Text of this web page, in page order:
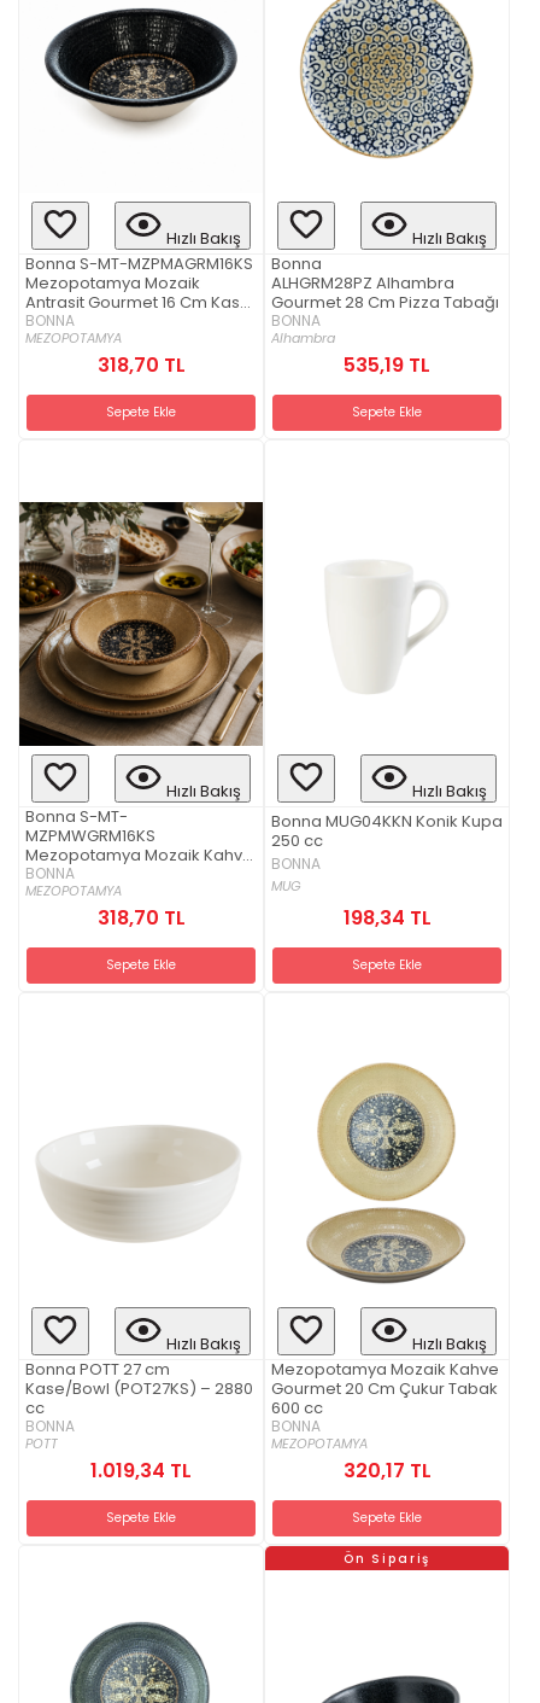
Hızlı Bakış
Bonna S-MT-MZPMAGRM16KS
Mezopotamya Mozaik
Antrasit Gourmet 16 Cm Kase
500 cc
BONNA
MEZOPOTAMYA
318,70 TL
Sepete Ekle
Hızlı Bakış
Bonna
ALHGRM28PZ Alhambra
Gourmet 28 Cm Pizza Tabağı
BONNA
Alhambra
535,19 TL
Sepete Ekle
Hızlı Bakış
Bonna S-MT-
MZPMWGRM16KS
Mezopotamya Mozaik Kahve
Gourmet 16 cm Kase 500 cc
BONNA
MEZOPOTAMYA
318,70 TL
Sepete Ekle
Hızlı Bakış
Bonna MUG04KKN Konik Kupa
250 cc
BONNA
MUG
198,34 TL
Sepete Ekle
Hızlı Bakış
Bonna POTT 27 cm
Kase/Bowl (POT27KS) – 2880
cc
BONNA
POTT
1.019,34 TL
Sepete Ekle
Hızlı Bakış
Mezopotamya Mozaik Kahve
Gourmet 20 Cm Çukur Tabak
600 cc
BONNA
MEZOPOTAMYA
320,17 TL
Sepete Ekle
Ön Sipariş